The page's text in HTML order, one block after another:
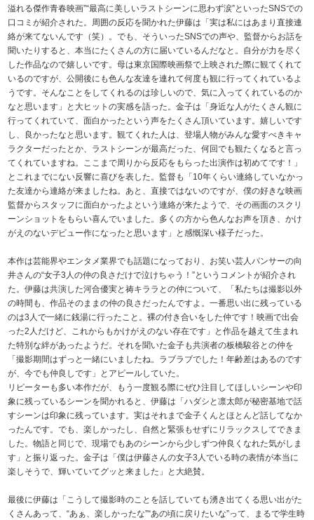
溢れる傑作青春映画”“最高に美しいラストシーンに思わず涙”といったSNSでの
口コミが紹介された。周囲の反応を聞かれた伊藤は「実は私にはあまり直接連
絡が来てないんです（笑）。でも、そういったSNSでの声や、監督からお話を
聞いたりすると、本当にたくさんの方に届いているんだなと。自分が力を尽く
した作品なので嬉しいです。母は東京国際映画祭で上映された際に観てくれて
いるのですが、公開後にも色んな友達を連れて何度も観に行ってくれているよ
うです。そんなことをしてくれるのは珍しいので、気に入ってくれているのか
なと思います」と大ヒットの実感を語った。金子は「身近な人がたくさん観に
行ってくれていて、面白かったという声をたくさん頂いています。嬉しいです
し、良かったなと思います。観てくれた人は、登場人物がみんな愛すべきキャ
ラクターだったとか、ラストシーンが最高だった、何回でも観たくなると言っ
てくれていますね。ここまで周りから反応をもらった出演作は初めてです！」
とこれまでにない反響に喜びを表した。監督も「10年くらい連絡していなかっ
た友達から連絡が来ましたね。あと、直接ではないのですが、僕の好きな映画
監督からスタッフに面白かったよという連絡が来たようで、その画面のスクリ
ーンショットをもらい喜んでいました。多くの方から色んなお声を頂き、かけ
がえのないデビュー作になったと思います」と感慨深い様子だった。
本作は芸能界やエンタメ業界でも話題になっており、お笑い芸人パンサーの向
井さんの“女子3人の仲の良さだけで泣けちゃう！”というコメントが紹介され
た。伊藤は共演した河合優実と祷キララとの仲について、「私たちは撮影以外
の時間も、作品そのままの仲の良さだったんですよ。一番思い出に残っている
のは3人で一緒に銭湯に行ったこと。裸の付き合いをした仲です！映画で出会
った2人だけど、これからもかけがえのない存在です」と作品を越えて生まれ
た特別な絆があったようだ。それを聞いた金子も共演者の板橋駿谷との仲を
「撮影期間はずっと一緒にいましたね。ラブラブでした！年齢差はあるのです
が、今でも仲良しです」とアピールしていた。
リピーターも多い本作だが、もう一度観る際にぜひ注目してほしいシーンや印
象に残っているシーンを聞かれると、伊藤は「ハダシと凛太郎が秘密基地で話
すシーンは印象に残っています。実はそれまで金子くんとほとんど話してなか
ったんです。でも、楽しかったし、自然と緊張もせずにリラックスしてできま
した。物語と同じで、現場でもあのシーンから少しずつ仲良くなれた気がしま
す」と振り返った。金子は「僕は伊藤さんの女子3人でいる時の表情が本当に
楽しそうで、輝いていてグッと来ました」と大絶賛。
最後に伊藤は「こうして撮影時のことを話していても湧き出てくる思い出がた
くさんあって、“あぁ、楽しかったな”“あの頃に戻りたいな”って、まるで学生時